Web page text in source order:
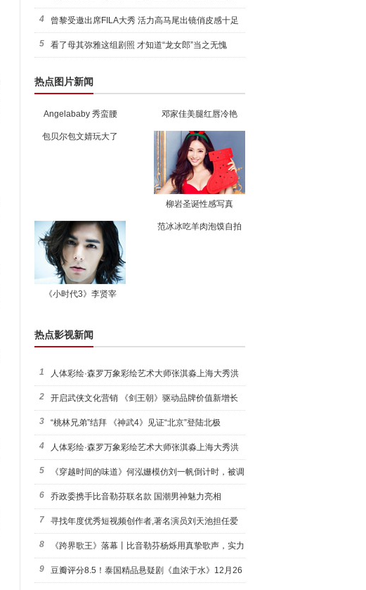
引爆
4 曾黎受邀出席FILA大秀 活力高马尾出镜俏皮感十足
5 看了母其弥雅这组剧照 才知道“龙女郎”当之无愧
热点图片新闻
Angelababy 秀蛮腰 邓家佳美腿红唇冷艳
包贝尔包文婧玩大了
柳岩圣诞性感写真
《小时代3》李贤宰
范冰冰吃羊肉泡馍自拍
热点影视新闻
1 人体彩绘·森罗万象彩绘艺术大师张淇淼上海大秀洪
荒宇宙
2 开启武侠文化营销 《剑王朝》驱动品牌价值新增长
3 “桃林兄弟”结拜 《神武4》见证“北京”登陆北极
4 人体彩绘·森罗万象彩绘艺术大师张淇淼上海大秀洪
荒宇宙
5 《穿越时间的味道》何泓姗模仿刘一帆倒计时，被调
侃“学人
6 乔政委携手比音勒芬联名款 国潮男神魅力亮相
7 寻找年度优秀短视频创作者,著名演员刘天池担任爱
奇艺号"奇
8 《跨界歌王》落幕丨比音勒芬杨烁用真挚歌声，实力
圈粉!
9 豆瓣评分8.5！泰国精品悬疑剧《血浓于水》12月26